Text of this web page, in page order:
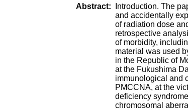
Abstract:
Introduction. The
and accidentally
of radiation dose
retrospective
of morbidity,
material was used
in the Republic of
at the Fukushima
immunological and
PMCCNA, at the
deficiency
chromosomal